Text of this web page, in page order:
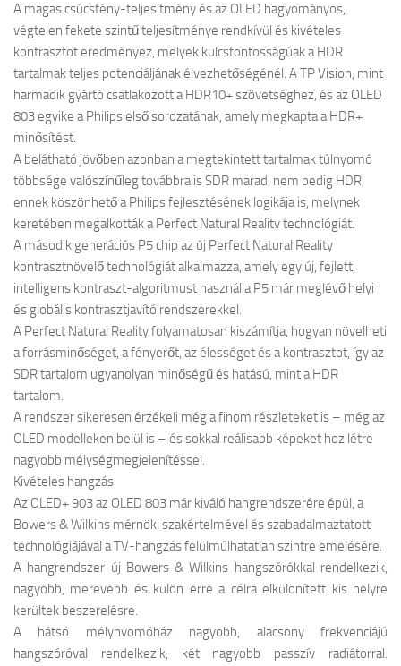
A magas csúcsfény-teljesítmény és az OLED hagyományos,
végtelen fekete szintű teljesítménye rendkívül és kivételes
kontrasztot eredményez, melyek kulcsfontosságúak a HDR
tartalmak teljes potenciáljának élvezhetőségénél. A TP Vision, mint
harmadik gyártó csatlakozott a HDR10+ szövetséghez, és az OLED
803 egyike a Philips első sorozatának, amely megkapta a HDR+
minősítést.
A belátható jövőben azonban a megtekintett tartalmak túlnyomó
többsége valószínűleg továbbra is SDR marad, nem pedig HDR,
ennek köszönhető a Philips fejlesztésének logikája is, melynek
keretében megalkották a Perfect Natural Reality technológiát.
A második generációs P5 chip az új Perfect Natural Reality
kontrasztnövelő technológiát alkalmazza, amely egy új, fejlett,
intelligens kontraszt-algoritmust használ a P5 már meglévő helyi
és globális kontrasztjavító rendszerekkel.
A Perfect Natural Reality folyamatosan kiszámítja, hogyan növelheti
a forrásminőséget, a fényerőt, az élességet és a kontrasztot, így az
SDR tartalom ugyanolyan minőségű és hatású, mint a HDR
tartalom.
A rendszer sikeresen érzékeli még a finom részleteket is – még az
OLED modelleken belül is – és sokkal reálisabb képeket hoz létre
nagyobb mélységmegjelenítéssel.
Kivételes hangzás
Az OLED+ 903 az OLED 803 már kiváló hangrendszerére épül, a
Bowers & Wilkins mérnöki szakértelmével és szabadalmaztatott
technológiájával a TV-hangzás felülmúlhatatlan szintre emelésére.
A hangrendszer új Bowers & Wilkins hangszórókkal rendelkezik,
nagyobb, merevebb és külön erre a célra elkülönített kis helyre
kerültek beszerelésre.
A hátsó mélynyomóház nagyobb, alacsony frekvenciájú
hangszóróval rendelkezik, két nagyobb passzív radiátorral.